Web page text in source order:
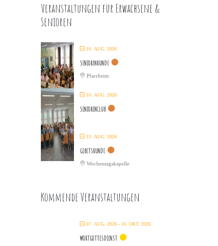
Veranstaltungen für Erwachsene &
Senioren
10. AUG. 2026
SENIORENRUNDE
Pfarrheim
10. AUG. 2026
SENIORENCLUB
13. AUG. 2026
GEBETSRUNDE
Wochentagskapelle
Kommende Veranstaltungen
07. AUG. 2026 - 16. OKT. 2026
WORTGOTTESDIENST